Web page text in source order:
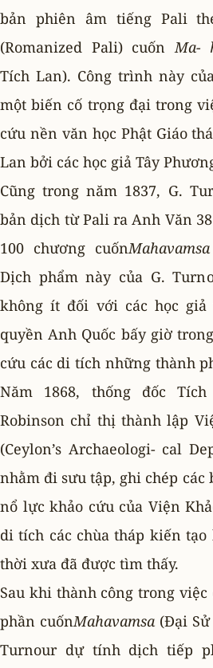
bản phiên âm tiếng Pali
(Romanized Pali) cuốnMa-
Tích Lan). Công trình này
một biến cố trọng đại trong
cứu nền văn học Phật Giáo
Lan bởi các học giả Tây
Cũng trong năm 1837, G.
bản dịch từ Pali ra Anh Văn
100 chương cuốnMahavamsa
Dịch phẩm này của G.
không ít đối với các học
quyền Anh Quốc bấy giờ
cứu các di tích những thành
Năm 1868, thống đốc
Robinson chỉ thị thành lập
(Ceylon’s Archaeologi- cal
nhằm đi sưu tập, ghi chép
nổ lực khảo cứu của Viện
di tích các chùa tháp kiến tạo
thời xưa đã được tìm thấy.
Sau khi thành công trong
phần cuốnMahavamsa (Ðại
Turnour dự tính dịch tiếp